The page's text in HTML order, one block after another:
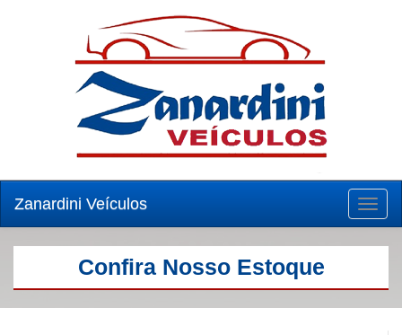
Zanardini Veículos
Confira Nosso Estoque